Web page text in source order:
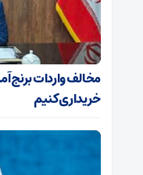
مخالف واردات برنج
خریداری کنیم